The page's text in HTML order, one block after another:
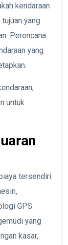
kendaraan
yang
Perencana
yang
untuk
tersendiri
GPS
yang
kasar,